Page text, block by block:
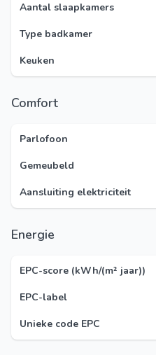
Aantal slaapkamers
Type badkamer
Keuken
Comfort
Parlofoon
Gemeubeld
Aansluiting elektriciteit
Energie
EPC-score (kWh/(m² jaar))
EPC-label
Unieke code EPC